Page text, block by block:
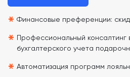
* Финансовые преференции:
* Профессиональный консалтинг
бухгалтерского учета
* Автоматизация программ